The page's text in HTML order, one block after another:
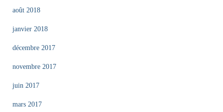
août 2018
janvier 2018
décembre 2017
novembre 2017
juin 2017
mars 2017